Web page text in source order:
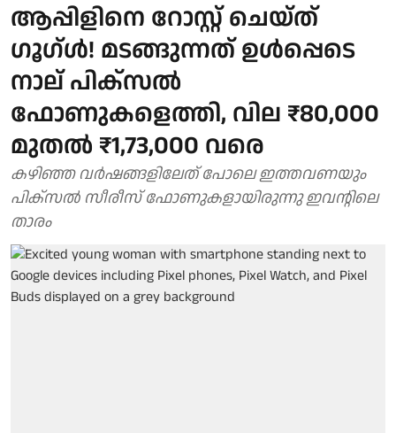
ആപ്പിളിനെ റോസ്റ്റ് ചെയ്ത്
ഗൂഗ്ള്‍! മടങ്ങുന്നത് ഉള്‍പ്പെടെ
നാല് പിക്‌സല്‍
ഫോണുകളെത്തി, വില ₹80,000
മുതല്‍ ₹1,73,000 വരെ
കഴിഞ്ഞ വര്‍ഷങ്ങളിലേത് പോലെ ഇത്തവണയും
പിക്‌സല്‍ സീരീസ് ഫോണുകളായിരുന്നു ഇവന്റിലെ
താരം